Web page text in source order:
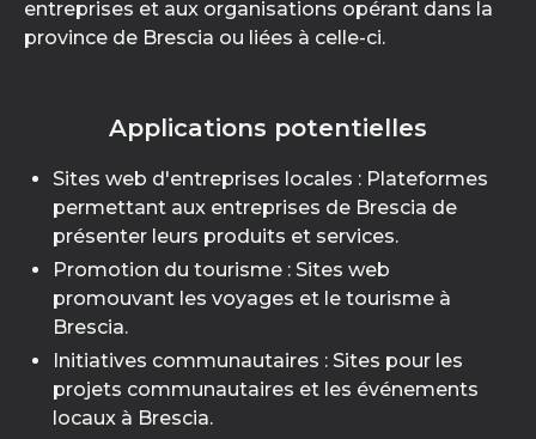
entreprises et aux organisations opérant dans la
province de Brescia ou liées à celle-ci.
Applications potentielles
Sites web d'entreprises locales : Plateformes
permettant aux entreprises de Brescia de
présenter leurs produits et services.
Promotion du tourisme : Sites web
promouvant les voyages et le tourisme à
Brescia.
Initiatives communautaires : Sites pour les
projets communautaires et les événements
locaux à Brescia.